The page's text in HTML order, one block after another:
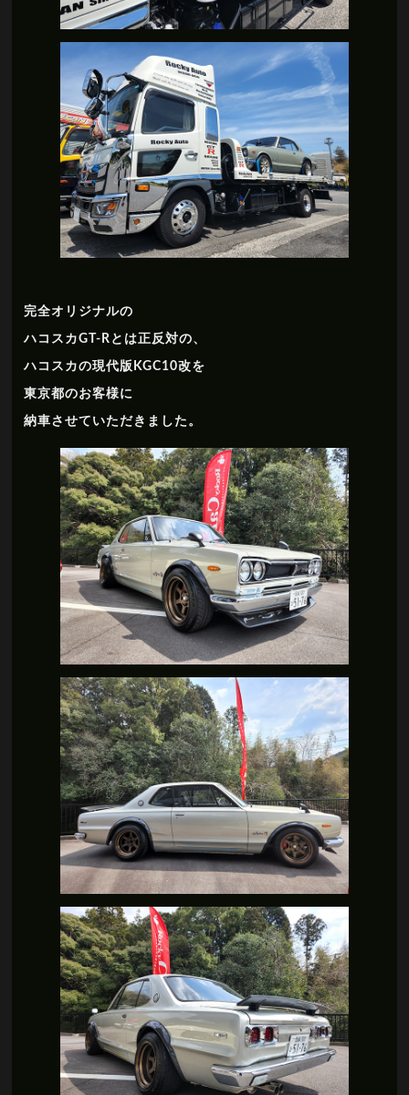
完全オリジナルの
ハコスカGT-Rとは正反対の、
ハコスカの現代版KGC10改を
東京都のお客様に
納車させていただきました。